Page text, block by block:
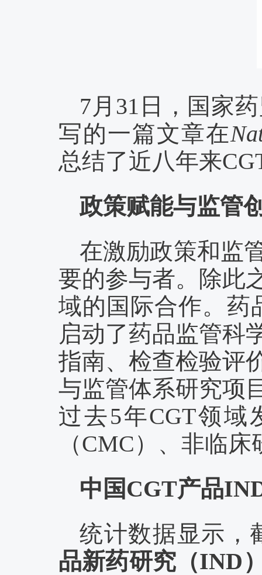
7月31日，国家
写的一篇文章在
总结了近八年来
政策赋能与监管
在激励政策和监
要的参与者。除此
域的国际合作。药
启动了药品监管科
指南、检查检验评
与监管体系研究项
过去5年CGT领
（CMC）、非临
中国CGT产品
统计数据显示，
品新药研究（IND